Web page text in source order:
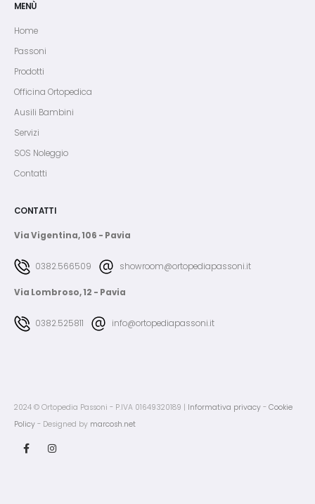
MENÙ
Home
Passoni
Prodotti
Officina Ortopedica
Ausili Bambini
Servizi
SOS Noleggio
Contatti
CONTATTI
Via Vigentina, 106 - Pavia
0382.566509 showroom@ortopediapassoni.it
Via Lombroso, 12 - Pavia
0382.525811 info@ortopediapassoni.it
2024 © Ortopedia Passoni - P.IVA 01649320189 | Informativa privacy - Cookie
Policy - Designed by marcosh.net